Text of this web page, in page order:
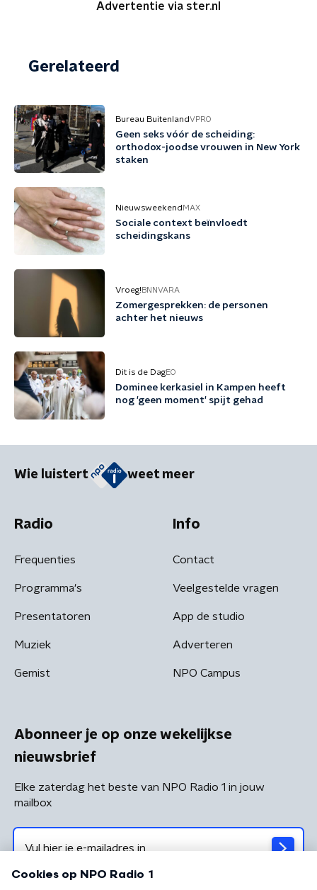
Advertentie via ster.nl
Gerelateerd
Bureau BuitenlandVPRO
Geen seks vóór de scheiding:
orthodox-joodse vrouwen in New York
staken
Nieuwsweekend MAX
Sociale context beïnvloedt
scheidingskans
Vroeg! BNNVARA
Zomergesprekken: de personen
achter het nieuws
Dit is de DagEO
Dominee kerkasiel in Kampen heeft
nog 'geen moment' spijt gehad
Wie luistert weet meer
Radio
Frequenties
Programma's
Presentatoren
Muziek
Gemist
Info
Contact
Veelgestelde vragen
App de studio
Adverteren
NPO Campus
Abonneer je op onze wekelijkse
nieuwsbrief
Elke zaterdag het beste van NPO Radio 1 in jouw
mailbox